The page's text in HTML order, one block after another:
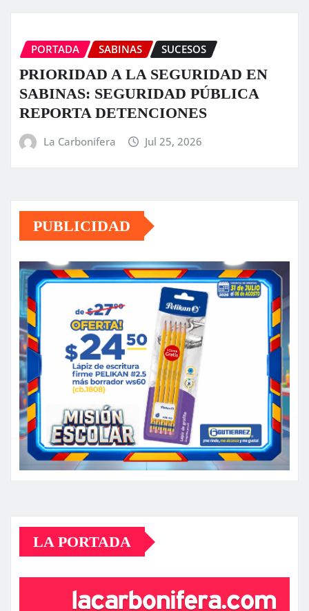
PORTADA SABINAS SUCESOS
PRIORIDAD A LA SEGURIDAD EN
SABINAS: SEGURIDAD PÚBLICA
REPORTA DETENCIONES
La Carbonifera Jul 25, 2026
PUBLICIDAD
LA PORTADA